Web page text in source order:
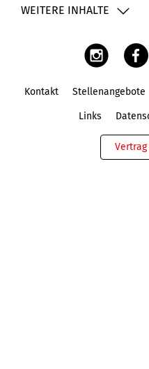
WEITERE INHALTE
Kontakt Stellenangebote
Links